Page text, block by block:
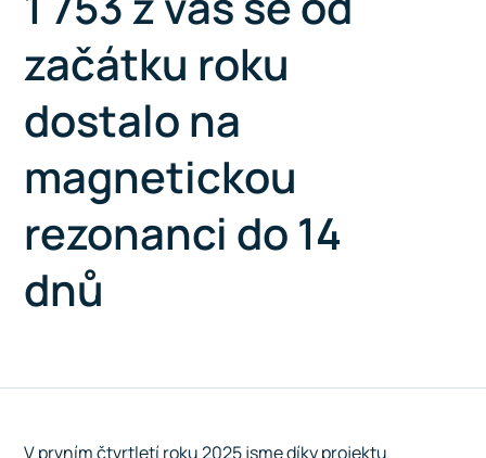
začátku roku
dostalo na
magnetickou
rezonanci do 14
dnů
V prvním čtvrtletí roku 2025 jsme díky projektu